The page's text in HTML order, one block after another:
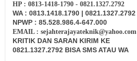
HP : 0813-1418-1790 - 0821.1327.2792
WA : 0813.1418.1790 | 0821.1327.2792
NPWP : 85.528.986.4-647.000
EMAIL : sejahterajayateknik@yahoo.com
KRITIK DAN SARAN KIRIM KE
0821.1327.2792 BISA SMS ATAU WA